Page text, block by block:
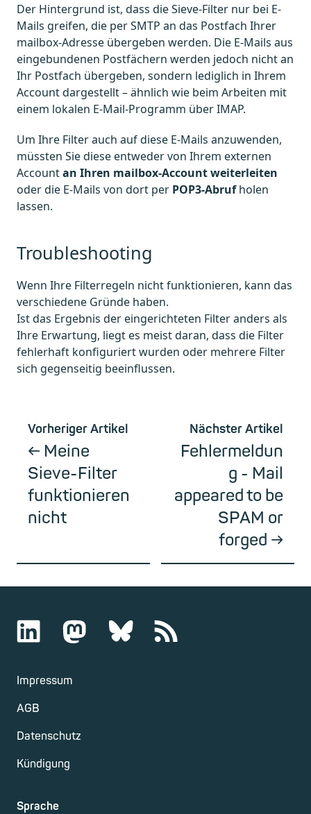
Der Hintergrund ist, dass die Sieve-Filter nur bei E-
Mails greifen, die per SMTP an das Postfach Ihrer
mailbox-Adresse übergeben werden. Die E-Mails aus
eingebundenen Postfächern werden jedoch nicht an
Ihr Postfach übergeben, sondern lediglich in Ihrem
Account dargestellt – ähnlich wie beim Arbeiten mit
einem lokalen E-Mail-Programm über IMAP.
Um Ihre Filter auch auf diese E-Mails anzuwenden,
müssten Sie diese entweder von Ihrem externen
Accountan Ihren mailbox-Account weiterleiten
oder die E-Mails von dort per POP3-Abrufholen
lassen.
Troubleshooting
Wenn Ihre Filterregeln nicht funktionieren, kann das
verschiedene Gründe haben.
Ist das Ergebnis der eingerichteten Filter anders als
Ihre Erwartung, liegt es meist daran, dass die Filter
fehlerhaft konfiguriert wurden oder mehrere Filter
sich gegenseitig beeinflussen.
Vorheriger Artikel
Meine
Sieve-Filter
funktionieren
nicht
Nächster Artikel
Fehlermeldun
g - Mail
appeared to be
SPAM or
forged
Impressum
AGB
Datenschutz
Kündigung
Sprache